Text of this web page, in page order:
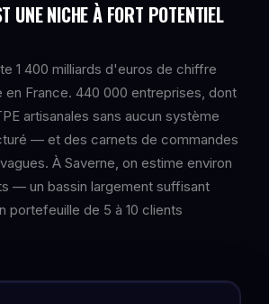
UNE NICHE À FORT POTENTIEL
1 400 milliards d'euros de chiffre
France. 440 000 entreprises, dont
artisanales sans aucun système
— et des carnets de commandes
À Saverne, on estime environ
— un bassin largement suffisant
portefeuille de 5 à 10 clients